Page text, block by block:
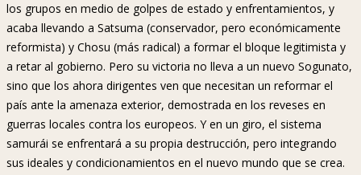
los grupos en medio de golpes de estado y enfrentamientos, y
acaba llevando a Satsuma (conservador, pero económicamente
reformista) y Chosu (más radical) a formar el bloque legitimista y
a retar al gobierno. Pero su victoria no lleva a un nuevo Sogunato,
sino que los ahora dirigentes ven que necesitan un reformar el
país ante la amenaza exterior, demostrada en los reveses en
guerras locales contra los europeos. Y en un giro, el sistema
samurái se enfrentará a su propia destrucción, pero integrando
sus ideales y condicionamientos en el nuevo mundo que se crea.